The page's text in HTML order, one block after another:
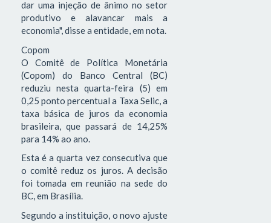
dar uma injeção de ânimo no setor
produtivo e alavancar mais a
economia", disse a entidade, em nota.
Copom
O Comitê de Política Monetária
(Copom) do Banco Central (BC)
reduziu nesta quarta-feira (5) em
0,25 ponto percentual a Taxa Selic, a
taxa básica de juros da economia
brasileira, que passará de 14,25%
para 14% ao ano.
Esta é a quarta vez consecutiva que
o comitê reduz os juros. A decisão
foi tomada em reunião na sede do
BC, em Brasília.
Segundo a instituição, o novo ajuste